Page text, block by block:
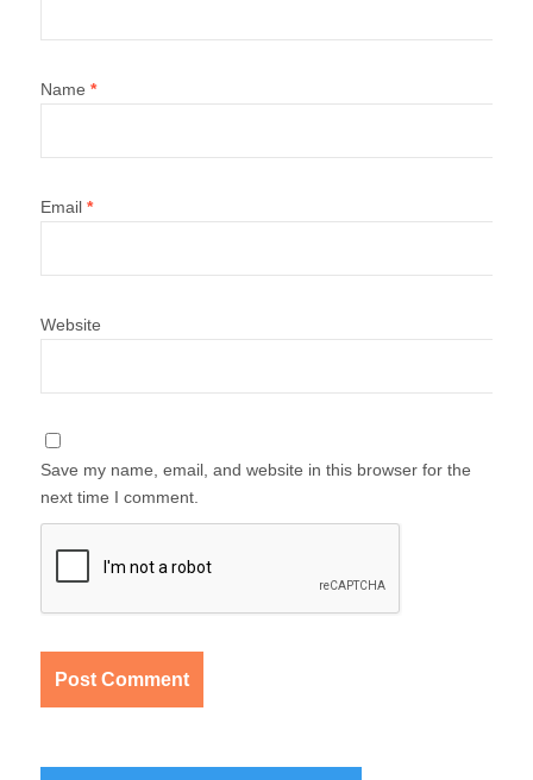
Name *
Email *
Website
Save my name, email, and website in this browser for the
next time I comment.